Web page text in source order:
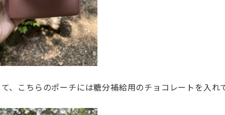
、こちらのポーチには糖分補給用のチョコレートを入れ